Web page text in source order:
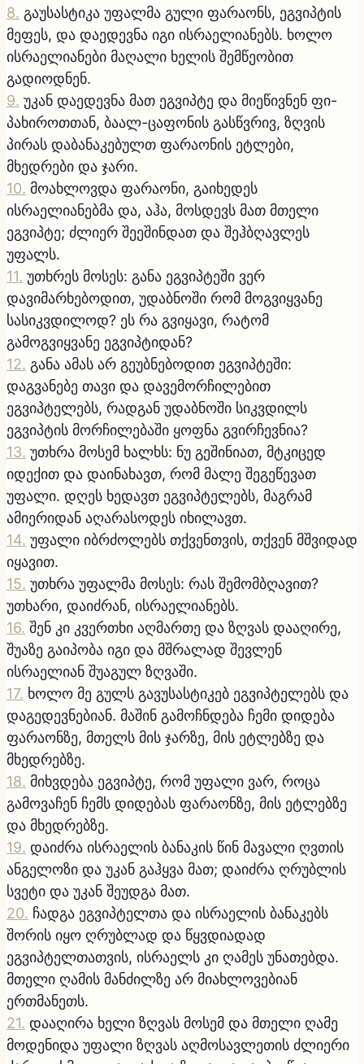
8. გაუსასტიკა უფალმა გული ფარაონს, ეგვიპტის
მეფეს, და დაედევნა იგი ისრაელიანებს. ხოლო
ისრაელიანები მაღალი ხელის შემწეობით
გადიოდნენ.
9. უკან დაედევნა მათ ეგვიპტე და მიეწივნენ ფი-
პახიროთთან, ბაალ-ცაფონის გასწვრივ, ზღვის
პირას დაბანაკებულთ ფარაონის ეტლები,
მხედრები და ჯარი.
10. მოახლოვდა ფარაონი, გაიხედეს
ისრაელიანებმა და, აჰა, მოსდევს მათ მთელი
ეგვიპტე; ძლიერ შეეშინდათ და შეჰბღავლეს
უფალს.
11. უთხრეს მოსეს: განა ეგვიპტეში ვერ
დავიმარხებოდით, უდაბნოში რომ მოგვიყვანე
სასიკვდილოდ? ეს რა გვიყავი, რატომ
გამოგვიყვანე ეგვიპტიდან?
12. განა ამას არ გეუბნებოდით ეგვიპტეში:
დაგვანებე თავი და დავემორჩილებით
ეგვიპტელებს, რადგან უდაბნოში სიკვდილს
ეგვიპტის მორჩილებაში ყოფნა გვირჩევნია?
13. უთხრა მოსემ ხალხს: ნუ გეშინიათ, მტკიცედ
იდექით და დაინახავთ, რომ მალე შეგეწევათ
უფალი. დღეს ხედავთ ეგვიპტელებს, მაგრამ
ამიერიდან აღარასოდეს იხილავთ.
14. უფალი იბრძოლებს თქვენთვის, თქვენ მშვიდად
იყავით.
15. უთხრა უფალმა მოსეს: რას შემომბღავით?
უთხარი, დაიძრან, ისრაელიანებს.
16. შენ კი კვერთხი აღმართე და ზღვას დააღირე,
შუაზე გაიპობა იგი და მშრალად შევლენ
ისრაელიან შუაგულ ზღვაში.
17. ხოლო მე გულს გავუსასტიკებ ეგვიპტელებს და
დაგედევნებიან. მაშინ გამოჩნდება ჩემი დიდება
ფარაონზე, მთელს მის ჯარზე, მის ეტლებზე და
მხედრებზე.
18. მიხვდება ეგვიპტე, რომ უფალი ვარ, როცა
გამოვაჩენ ჩემს დიდებას ფარაონზე, მის ეტლებზე
და მხედრებზე.
19. დაიძრა ისრაელის ბანაკის წინ მავალი ღვთის
ანგელოზი და უკან გაჰყვა მათ; დაიძრა ღრუბლის
სვეტი და უკან შეუდგა მათ.
20. ჩადგა ეგვიპტელთა და ისრაელის ბანაკებს
შორის იყო ღრუბლად და წყვდიადად
ეგვიპტელთათვის, ისრაელს კი ღამეს უნათებდა.
მთელი ღამის მანძილზე არ მიახლოვებიან
ერთმანეთს.
21. დააღირა ხელი ზღვას მოსემ და მთელი ღამე
მოდენიდა უფალი ზღვას აღმოსავლეთის ძლიერი